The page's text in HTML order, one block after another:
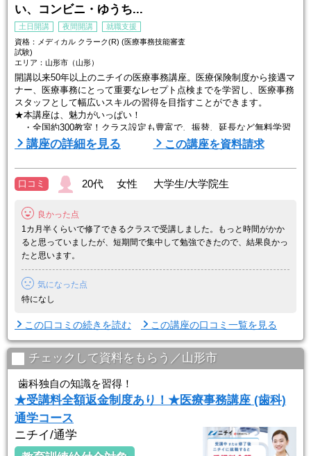
い、コンビニ・ゆうち...
土日開講 夜間開講
就職支援
資格：メディカル クラーク(R) (医療事務技能審査
試験)
エリア：山形市（山形）
開講以来50年以上のニチイの医療事務講座。医療保険制度から接遇マ
ナー、医療事務にとって重要なレセプト点検までを学習し、医療事務
スタッフとして幅広いスキルの習得を目指すことができます。
★本講座は、魅力がいっぱい！
・全国約300教室！クラス設定も豊富で、振替、延長など無料学習
サポートも！
・解説動画の視聴やWEBで閲覧できる教材も！
さあ、具体的に紹介します。
●教室は全国に約300ヵ所
全国に多数展開する ...
講座の詳細を見る この講座を資料請求
口コミ 20代 女性 大学生/大学院生
良かった点
1カ月半くらいで修了できるクラスで受講しました。もっと時間がかか
ると思っていましたが、短期間で集中して勉強できたので、結果良かっ
たと思います。
気になった点
特になし
この口コミの続きを読む この講座の口コミ一覧を見る
チェックして資料をもらう／山形市
歯科独自の知識を習得！
★受講料全額返金制度あり！★医療事務講座 (歯科)
通学コース
ニチイ/通学